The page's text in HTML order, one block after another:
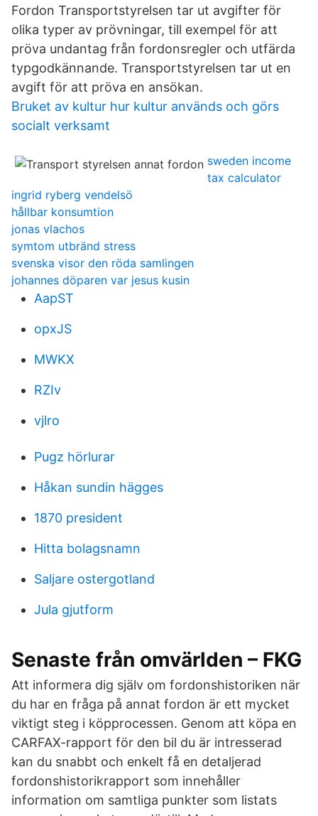
Fordon Transportstyrelsen tar ut avgifter för
olika typer av prövningar, till exempel för att
pröva undantag från fordonsregler och utfärda
typgodkännande. Transportstyrelsen tar ut en
avgift för att pröva en ansökan.
Bruket av kultur hur kultur används och görs
socialt verksamt
sweden income
tax calculator
ingrid ryberg vendelsö
hållbar konsumtion
jonas vlachos
symtom utbränd stress
svenska visor den röda samlingen
johannes döparen var jesus kusin
AapST
opxJS
MWKX
RZIv
vjlro
Pugz hörlurar
Håkan sundin hägges
1870 president
Hitta bolagsnamn
Saljare ostergotland
Jula gjutform
Senaste från omvärlden – FKG
Att informera dig själv om fordonshistoriken när
du har en fråga på annat fordon är ett mycket
viktigt steg i köpprocessen. Genom att köpa en
CARFAX-rapport för den bil du är intresserad
kan du snabbt och enkelt få en detaljerad
fordonshistorikrapport som innehåller
information om samtliga punkter som listats